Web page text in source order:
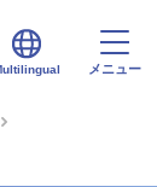
メニュー